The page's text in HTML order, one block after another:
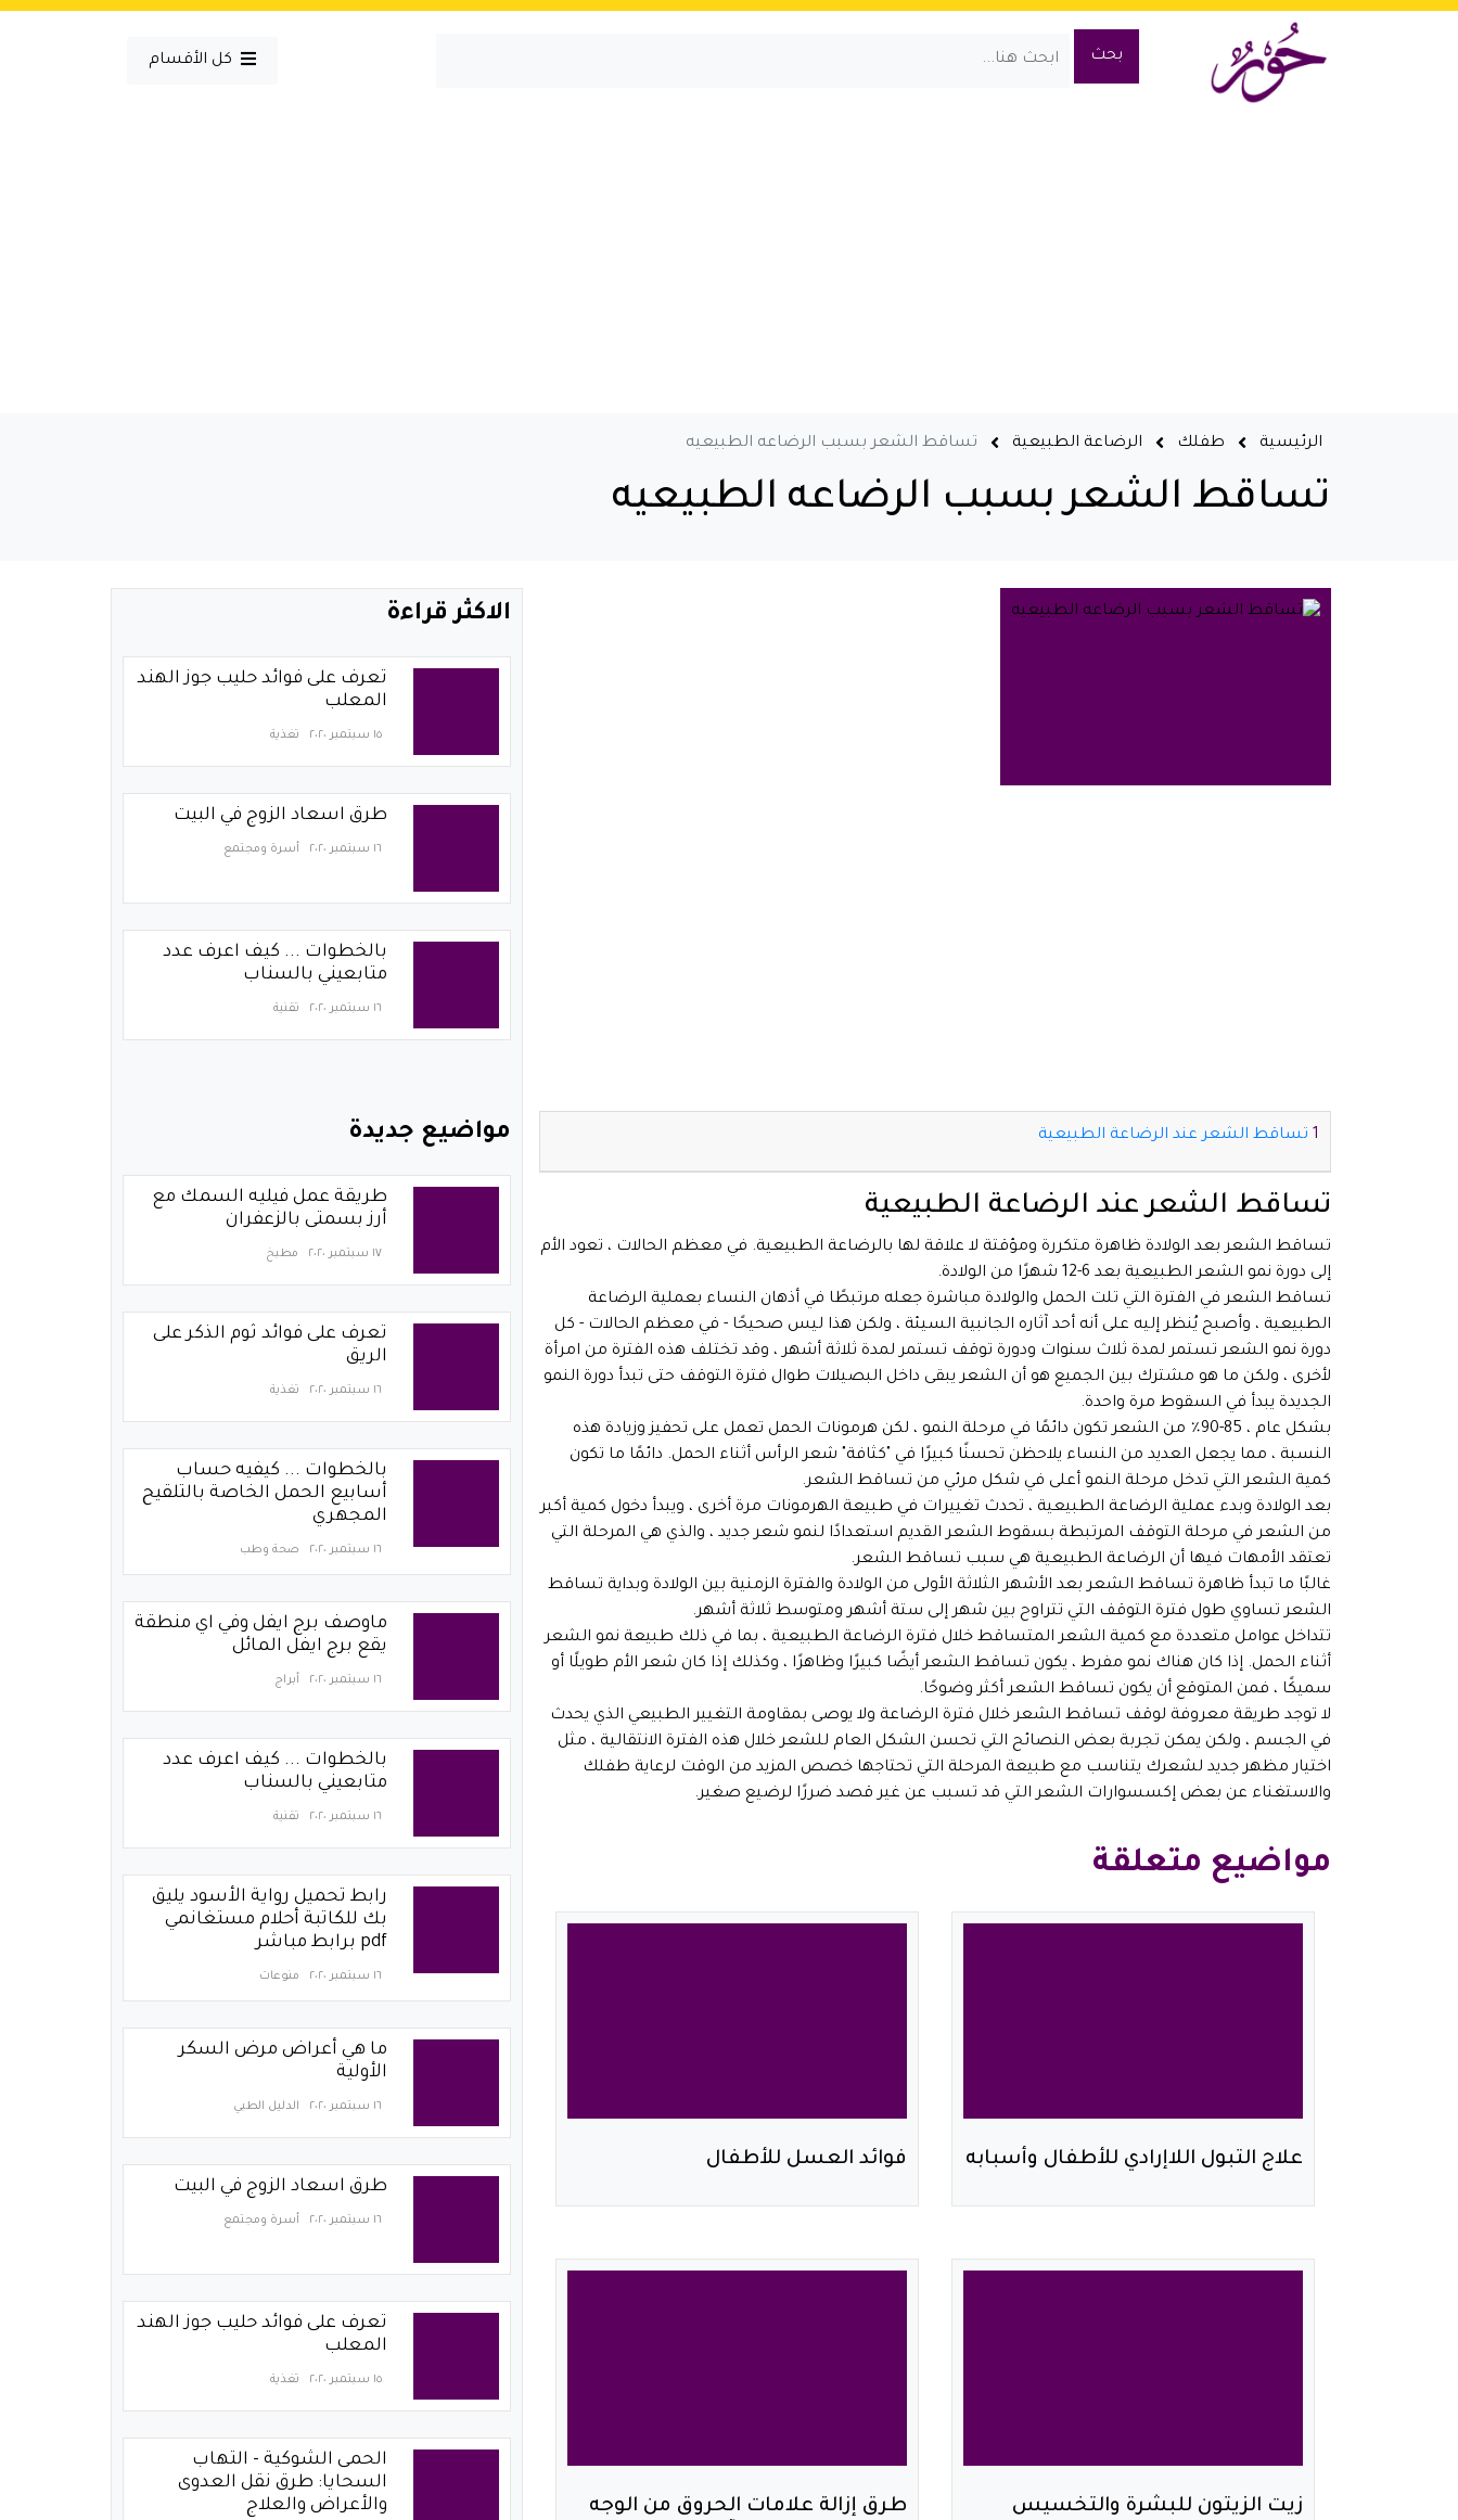
كل الأقسام
الرئيسية طفلك الرضاعة الطبيعية تساقط الشعر بسبب الرضاعه الطبيعيه
تساقط الشعر بسبب الرضاعه الطبيعيه
تساقط الشعر عند الرضاعة الطبيعية
تساقط الشعر عند الرضاعة الطبيعية
تساقط الشعر بعد الولادة ظاهرة متكررة ومؤقتة لا علاقة لها بالرضاعة الطبيعية. في معظم الحالات ، تعود الأم
إلى دورة نمو الشعر الطبيعية بعد 6-12 شهرًا من الولادة.
تساقط الشعر في الفترة التي تلت الحمل والولادة مباشرة جعله مرتبطًا في أذهان النساء بعملية الرضاعة
الطبيعية ، وأصبح يُنظر إليه على أنه أحد آثاره الجانبية السيئة ، ولكن هذا ليس صحيحًا - في معظم الحالات - كل
دورة نمو الشعر تستمر لمدة ثلاث سنوات ودورة توقف تستمر لمدة ثلاثة أشهر ، وقد تختلف هذه الفترة من امرأة
لأخرى ، ولكن ما هو مشترك بين الجميع هو أن الشعر يبقى داخل البصيلات طوال فترة التوقف حتى تبدأ دورة النمو
الجديدة يبدأ في السقوط مرة واحدة.
بشكل عام ، 85-90٪ من الشعر تكون دائمًا في مرحلة النمو ، لكن هرمونات الحمل تعمل على تحفيز وزيادة هذه
النسبة ، مما يجعل العديد من النساء يلاحظن تحسنًا كبيرًا في "كثافة" شعر الرأس أثناء الحمل. دائمًا ما تكون
كمية الشعر التي تدخل مرحلة النمو أعلى في شكل مرئي من تساقط الشعر.
بعد الولادة وبدء عملية الرضاعة الطبيعية ، تحدث تغييرات في طبيعة الهرمونات مرة أخرى ، ويبدأ دخول كمية أكبر
من الشعر في مرحلة التوقف المرتبطة بسقوط الشعر القديم استعدادًا لنمو شعر جديد ، والذي هي المرحلة التي
تعتقد الأمهات فيها أن الرضاعة الطبيعية هي سبب تساقط الشعر.
غالبًا ما تبدأ ظاهرة تساقط الشعر بعد الأشهر الثلاثة الأولى من الولادة والفترة الزمنية بين الولادة وبداية تساقط
الشعر تساوي طول فترة التوقف التي تتراوح بين شهر إلى ستة أشهر ومتوسط ​​ثلاثة أشهر.
تتداخل عوامل متعددة مع كمية الشعر المتساقط خلال فترة الرضاعة الطبيعية ، بما في ذلك طبيعة نمو الشعر
أثناء الحمل. إذا كان هناك نمو مفرط ، يكون تساقط الشعر أيضًا كبيرًا وظاهرًا ، وكذلك إذا كان شعر الأم طويلًا أو
سميكًا ، فمن المتوقع أن يكون تساقط الشعر أكثر وضوحًا.
لا توجد طريقة معروفة لوقف تساقط الشعر خلال فترة الرضاعة ولا يوصى بمقاومة التغيير الطبيعي الذي يحدث
في الجسم ، ولكن يمكن تجربة بعض النصائح التي تحسن الشكل العام للشعر خلال هذه الفترة الانتقالية ، مثل
اختيار مظهر جديد لشعرك يتناسب مع طبيعة المرحلة التي تحتاجها خصص المزيد من الوقت لرعاية طفلك
والاستغناء عن بعض إكسسوارات الشعر التي قد تسبب عن غير قصد ضررًا لرضيع صغير.
مواضيع متعلقة
علاج التبول اللاإرادي للأطفال وأسبابه فوائد العسل للأطفال
زيت الزيتون للبشرة والتخسيس
طرق إزالة علامات الحروق من الوجه
الاكثر قراءة
تعرف على فوائد حليب جوز الهند
المعلب
١٥ سبتمبر ٢٠٢٠ تغذية
طرق اسعاد الزوج في البيت
١٦ سبتمبر ٢٠٢٠ أسرة ومجتمع
بالخطوات ... كيف اعرف عدد
متابعيني بالسناب
١٦ سبتمبر ٢٠٢٠ تقنية
مواضيع جديدة
طريقة عمل فيليه السمك مع
أرز بسمتى بالزعفران
١٧ سبتمبر ٢٠٢٠ مطبخ
تعرف على فوائد ثوم الذكر على
الريق
١٦ سبتمبر ٢٠٢٠ تغذية
بالخطوات ... كيفيه حساب
أسابيع الحمل الخاصة بالتلقيح
المجهري
١٦ سبتمبر ٢٠٢٠ صحة وطب
ماوصف برج ايفل وفي اي منطقة
يقع برج ايفل المائل
١٦ سبتمبر ٢٠٢٠ أبراج
بالخطوات ... كيف اعرف عدد
متابعيني بالسناب
١٦ سبتمبر ٢٠٢٠ تقنية
رابط تحميل رواية الأسود يليق
بك للكاتبة أحلام مستغانمي
pdf برابط مباشر
١٦ سبتمبر ٢٠٢٠ منوعات
ما هي أعراض مرض السكر
الأولية
١٦ سبتمبر ٢٠٢٠ الدليل الطبي
طرق اسعاد الزوج في البيت
١٦ سبتمبر ٢٠٢٠ أسرة ومجتمع
تعرف على فوائد حليب جوز الهند
المعلب
١٥ سبتمبر ٢٠٢٠ تغذية
الحمى الشوكية - التهاب
السحايا: طرق نقل العدوى
والأعراض والعلاج